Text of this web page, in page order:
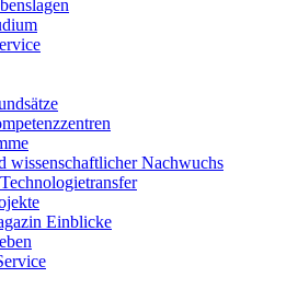
wissenschaftlicher Nachwuchs
Einblicke